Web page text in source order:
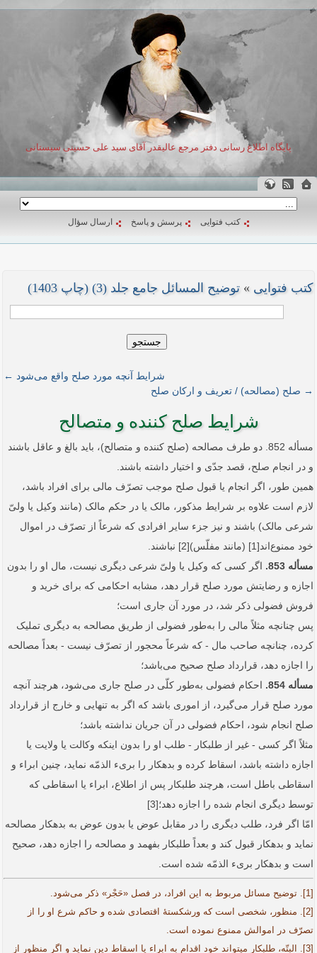
پایگاه اطلاع رسانی دفتر مرجع عالیقدر آقای سید علی حسینی سیستانی
کتب فتوایی پرسش و پاسخ ارسال سؤال
کتب فتوایی » توضیح المسائل جامع جلد (3) (چاپ 1403)
جستجو
شرایط آنچه مورد صلح واقع می‌شود ←
→ صلح (مصالحه) / تعریف و ارکان صلح
شرایط صلح کننده و متصالح
مسأله 852. دو طرف مصالحه (صلح کننده و متصالح)، باید بالغ و عاقل باشند
و در انجام صلح، قصد جدّی و اختیار داشته باشند.
همین طور، اگر انجام یا قبول صلح موجب تصرّف مالی برای افراد باشد،
لازم است علاوه بر شرایط مذکور، مالک یا در حکم مالک (مانند وکیل یا ولیّ
شرعی مالک) باشند و نیز جزء سایر افرادی که شرعاً از تصرّف در اموال
خود ممنوع‌اند[1] (مانند مفلّس)[2] نباشند.
مسأله 853.
اگر کسی که وکیل یا ولیّ شرعی دیگری نیست، مال او را بدون
اجازه و رضایتش مورد صلح قرار دهد، مشابه احکامی که برای خرید و
فروش فضولی ذکر شد، در مورد آن جاری است؛
پس چنانچه مثلاً مالی را به‌طور فضولی از طریق مصالحه به دیگری تملیک
کرده، چنانچه صاحب مال - که شرعاً محجور از تصرّف نیست - بعداً مصالحه
را اجازه دهد، قرارداد صلح صحیح می‌باشد؛
مسأله 854.
احکام فضولی به‌طور کلّی در صلح جاری می‌شود، هرچند آنچه
مورد صلح قرار می‌گیرد، از اموری باشد که اگر به تنهایی و خارج از قرارداد
صلح انجام شود، احکام فضولی در آن جریان نداشته باشد؛
مثلاً اگر کسی - غیر از طلبکار - طلب او را بدون اینکه وکالت یا ولایت یا
اجازه داشته باشد، اسقاط کرده و بدهکار را بریء الذمّه نماید، چنین ابراء و
اسقاطی باطل است، هرچند طلبکار پس از اطلاع، ابراء یا اسقاطی که
توسط دیگری انجام شده را اجازه دهد؛[3]
امّا اگر فرد، طلب دیگری را در مقابل عوض یا بدون عوض به بدهکار مصالحه
نماید و بدهکار قبول کند و بعداً طلبکار بفهمد و مصالحه را اجازه دهد، صحیح
است و بدهکار بریء الذمّه شده است.
[1]. توضیح مسائل مربوط به این افراد، در فصل «حَجْر» ذکر می‌شود.
[2]. منظور، شخصی است که ورشکستۀ‌ اقتصادی شده و حاکم شرع او را از
تصرّف در اموالش ممنوع نموده است.
[3]. البتّه، طلبکار می­تواند خود اقدام به ابراء یا اسقاط دین نماید و اگر منظور از